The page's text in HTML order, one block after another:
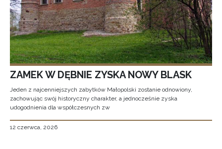
ZAMEK W DĘBNIE ZYSKA NOWY BLASK
Jeden z najcenniejszych zabytków Małopolski zostanie odnowiony,
zachowując swój historyczny charakter, a jednocześnie zyska
udogodnienia dla współczesnych zw
12 czerwca, 2026